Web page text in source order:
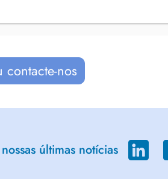
contacte-nos
últimas notícias